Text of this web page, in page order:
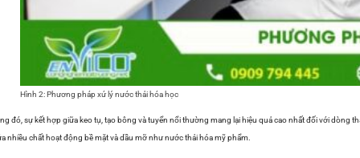
Hình 2: Phương pháp xứ lý nước thải hóa học
đó, sự kết hợp giữa keo tụ, tạo bông và tuyển nổi thường mang lại hiệu quả cao nhất đối với dòng
nhiều chất hoạt động bề mặt và dầu mỡ như nước thải hóa mỹ phẩm.